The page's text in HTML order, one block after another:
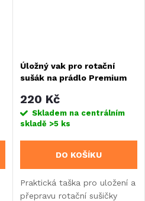
Úložný vak pro rotační
sušák na prádlo Premium
220 Kč
Skladem na centrálním
skladě >5 ks
DO KOŠÍKU
Praktická taška pro uložení a
přepravu rotační sušičky